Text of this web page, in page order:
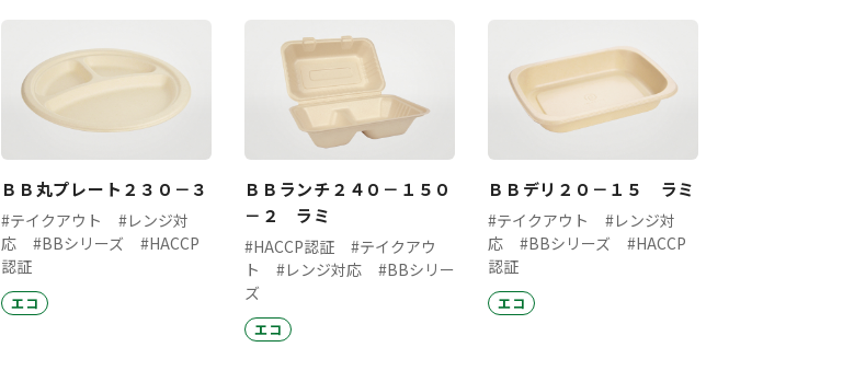
ＢＢ丸プレート２３０－３
#テイクアウト
#レンジ対
応
#BBシリーズ
#HACCP
認証
エコ
ＢＢランチ２４０－１５０
－２ ラミ
#HACCP認証
#テイクアウ
ト
#レンジ対応
#BBシリー
ズ
エコ
ＢＢデリ２０－１５ ラミ
#テイクアウト
#レンジ対
応
#BBシリーズ
#HACCP
認証
エコ